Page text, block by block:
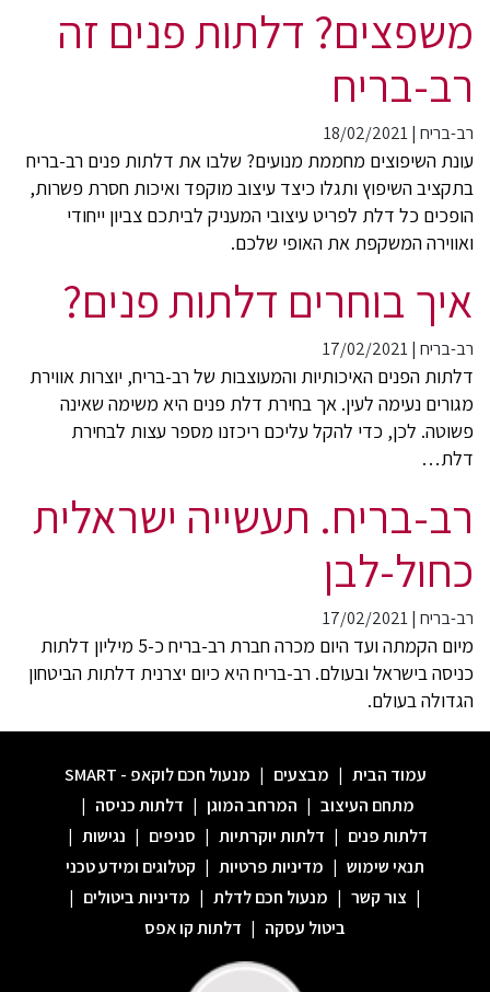
משפצים? דלתות פנים זה
רב-בריח
רב-בריח |
18/02/2021
עונת השיפוצים מחממת מנועים? שלבו את דלתות פנים רב-בריח
בתקציב השיפוץ ותגלו כיצד עיצוב מוקפד ואיכות חסרת פשרות,
הופכים כל דלת לפריט עיצובי המעניק לביתכם צביון ייחודי
ואווירה המשקפת את האופי שלכם.
איך בוחרים דלתות פנים?
רב-בריח |
17/02/2021
דלתות הפנים האיכותיות והמעוצבות של רב-בריח, יוצרות אווירת
מגורים נעימה לעין. אך בחירת דלת פנים היא משימה שאינה
פשוטה. לכן, כדי להקל עליכם ריכזנו מספר עצות לבחירת
דלת…
רב-בריח. תעשייה ישראלית
כחול-לבן
רב-בריח |
17/02/2021
מיום הקמתה ועד היום מכרה חברת רב-בריח כ-5 מיליון דלתות
כניסה בישראל ובעולם. רב-בריח היא כיום יצרנית דלתות הביטחון
הגדולה בעולם.
עמוד הבית | מבצעים | מנעול חכם לוקאפ - SMART
מתחם העיצוב | המרחב המוגן | דלתות כניסה |
דלתות פנים | דלתות יוקרתיות | סניפים | נגישות |
תנאי שימוש | מדיניות פרטיות | קטלוגים ומידע טכני
| צור קשר | מנעול חכם לדלת | מדיניות ביטולים |
ביטול עסקה | דלתות קו אפס